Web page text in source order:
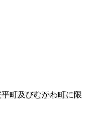
町及びむかわ町に限